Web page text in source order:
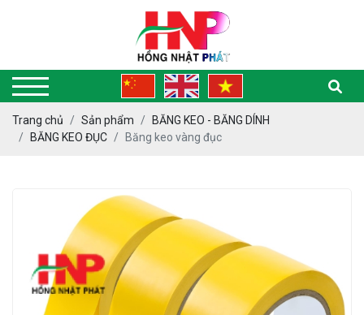
Trang chủ Sản phẩm
BĂNG KEO - BĂNG DÍNH
BĂNG KEO ĐỤC
Băng keo vàng đục